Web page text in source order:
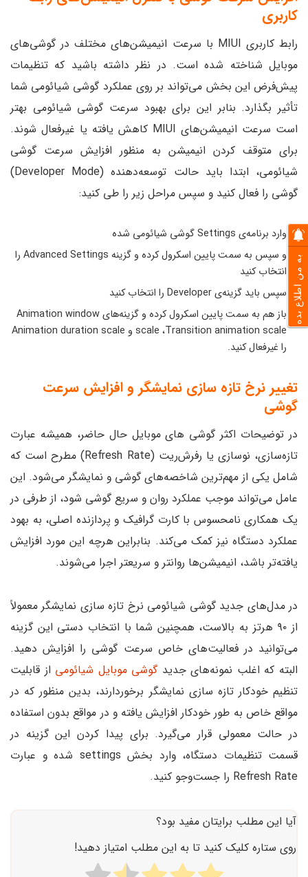
کاربری
رابط ‌کاربری MIUI با سرعت انیمیشن‌های مختلف در گوشی‌‌های
موبایل شناخته شده است. در نظر داشته باشید که تنظیمات
پیش‌فرض این بخش می‌تواند بر روی عملکرد گوشی شیائومی شما
تأثیر بگذارد. بنابر این برای بهبود سرعت گوشی شیائومی بهتر
است سرعت انیمیشن‌های MIUI کاهش یافته یا غیرفعال شوند.
برای متوقف کردن انیمیشن به منظور افزایش سرعت گوشی
شیائومی، ابتدا باید حالت توسعه‌دهنده (Developer Mode)
گوشی را فعال کنید و سپس مراحل زیر را طی کنید:
وارد برنامه‌ی Settings گوشی شیائومی شده
و سپس به سمت پایین اسکرول کرده و گزینه Advanced Settings را
انتخاب کنید
سپس باید گزینه‌ی Developer را انتخاب کنید
باز هم به سمت پایین اسکرول کرده و گزینه‌های Animation window
scale ،Transition animation scale و Animation duration scale
را غیرفعال کنید.
تغییر نرخ تازه سازی نمایشگر و افزایش سرعت
گوشی
در توضیحات اکثر گوشی های موبایل حال حاضر، همیشه عبارت
تازه‌سازی، نوسازی یا رفرش‌ریت (Refresh Rate) مطرح است که
شامل یکی از مهم‌ترین شاخصه‌های گوشی و نمایشگر می‌شود. این
عامل می‌تواند موجب عملکرد روان و سریع گوشی شود، از طرفی در
یک همکاری نامحسوس با کارت گرافیک و پردازنده اصلی، به بهود
عملکرد دستگاه نیز کمک می‌کند. بنابراین هرچه این مورد افزایش
یافته‌تر باشد، انیمیشن‌ها روانتر و سریعتر اجرا می‌شوند.
در مدل‌های جدید گوشی شیائومی نرخ تازه سازی نمایشگر معمولاً
از ۹۰ هرتز به بالاست، همچنین شما با انتخاب دستی این گزینه
می‌توانید در فعالیت‌های خاص سرعت گوشی را افزایش دهید.
البته که اغلب نمونه‌های جدید گوشی موبایل شیائومی از قابلیت
تنظیم خودکار تازه سازی نمایشگر برخوردارند، بدین منظور که در
مواقع خاص به طور خودکار افزایش یافته و در مواقع بدون استفاده
در حالت معمولی قرار می‌گیرد. برای پیدا کردن این گزینه در
قسمت تنظیمات دستگاه، وارد بخش settings شده و عبارت
Refresh Rate را جست‌وجو کنید.
آیا این مطلب برایتان مفید بود؟
روی ستاره کلیک کنید تا به این مطلب امتیاز دهید!
به من اطلاع بده